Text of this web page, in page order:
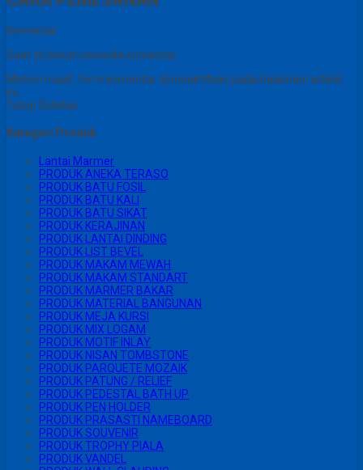
Komentar
Saat ini belum tersedia komentar.
Mohon maaf, form komentar dinonaktifkan pada halaman/artikel
ini.
Tutup Sidebar
Kategori Produk
Lantai Marmer
PRODUK ANEKA TERASO
PRODUK BATU FOSIL
PRODUK BATU KALI
PRODUK BATU SIKAT
PRODUK KERAJINAN
PRODUK LANTAI DINDING
PRODUK LIST BEVEL
PRODUK MAKAM MEWAH
PRODUK MAKAM STANDART
PRODUK MARMER BAKAR
PRODUK MATERIAL BANGUNAN
PRODUK MEJA KURSI
PRODUK MIX LOGAM
PRODUK MOTIF INLAY
PRODUK NISAN TOMBSTONE
PRODUK PARQUETE MOZAIK
PRODUK PATUNG / RELIEF
PRODUK PEDESTAL BATH UP
PRODUK PEN HOLDER
PRODUK PRASASTI NAMEBOARD
PRODUK SOUVENIR
PRODUK TROPHY PIALA
PRODUK VANDEL